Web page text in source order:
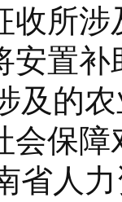
收所
安置
及的
会保
省人